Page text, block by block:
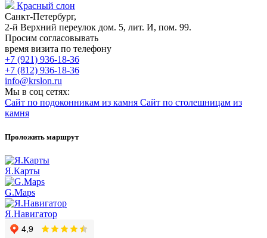
Красный слон
Санкт-Петербург,
2-й Верхний переулок дом. 5, лит. И, пом. 99.
Просим согласовывать
время визита по телефону
+7 (921) 936-18-36
+7 (812) 936-18-36
info@krslon.ru
Мы в соц сетях:
Сайт по подоконникам из камня Сайт по столешницам из
камня
Проложить маршрут
Я.Карты
G.Maps
Я.Навигатор